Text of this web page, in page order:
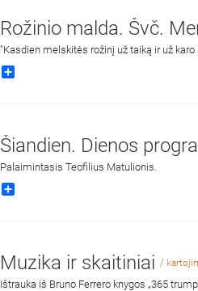
Rožinio malda. Švč.
"Kasdien melskitės rožinį už taiką ir už
Share
Šiandien. Dienos
Palaimintasis Teofilius Matulionis.
Share
Muzika ir skaitiniai /
Ištrauka iš Bruno Ferrero knygos „365